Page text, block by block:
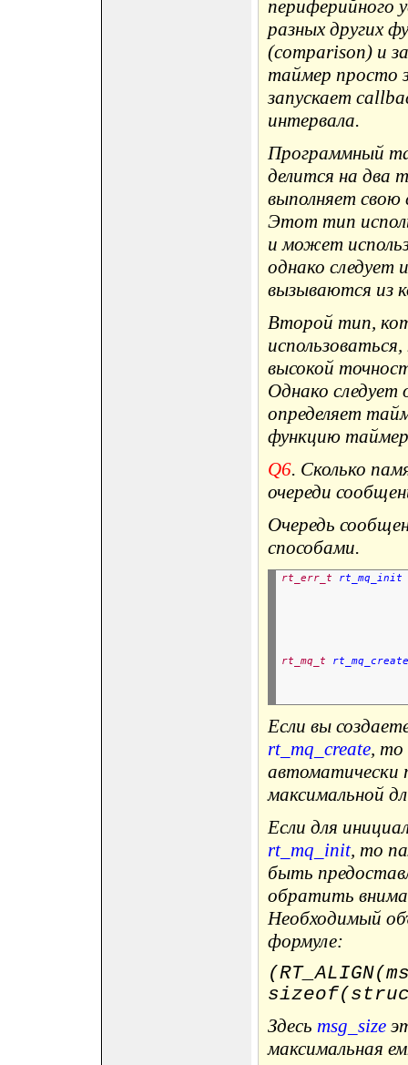
периферийного
разных других
(comparison) и
таймер просто
запускает
интервала.
Программный
делится на два
выполняет свою
Этот тип
и может
однако следует
вызываются из
Второй тип,
высокой
Однако
определяет
функцию
Q6. Сколько
очереди
Очередь
способами.
rt_err_t rt_mq_init
rt_mq_t
Если вы
rt_mq_create, то
автоматически
максимальной
Если для
rt_mq_init, то
быть
обратить
Необходимый
формуле:
Здесь msg_size
максимальная